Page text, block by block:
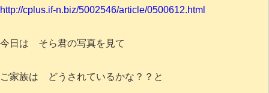
http://cplus.if-n.biz/5002546/article/0500612.html
今日は そら君の写真を見て
ご家族は どうされているかな？？と